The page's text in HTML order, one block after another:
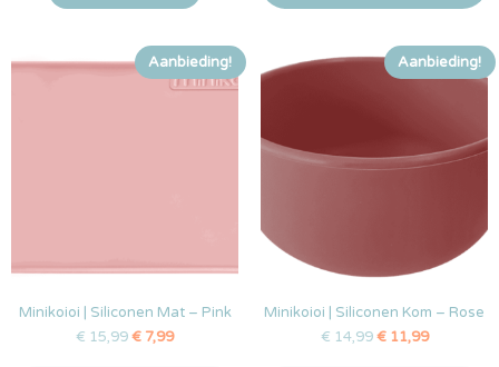
Aanbieding!
Minikoioi | Siliconen Mat – Pink
€ 15,99€ 7,99
Aanbieding!
Minikoioi | Siliconen Kom – Rose
€ 14,99 €11,99